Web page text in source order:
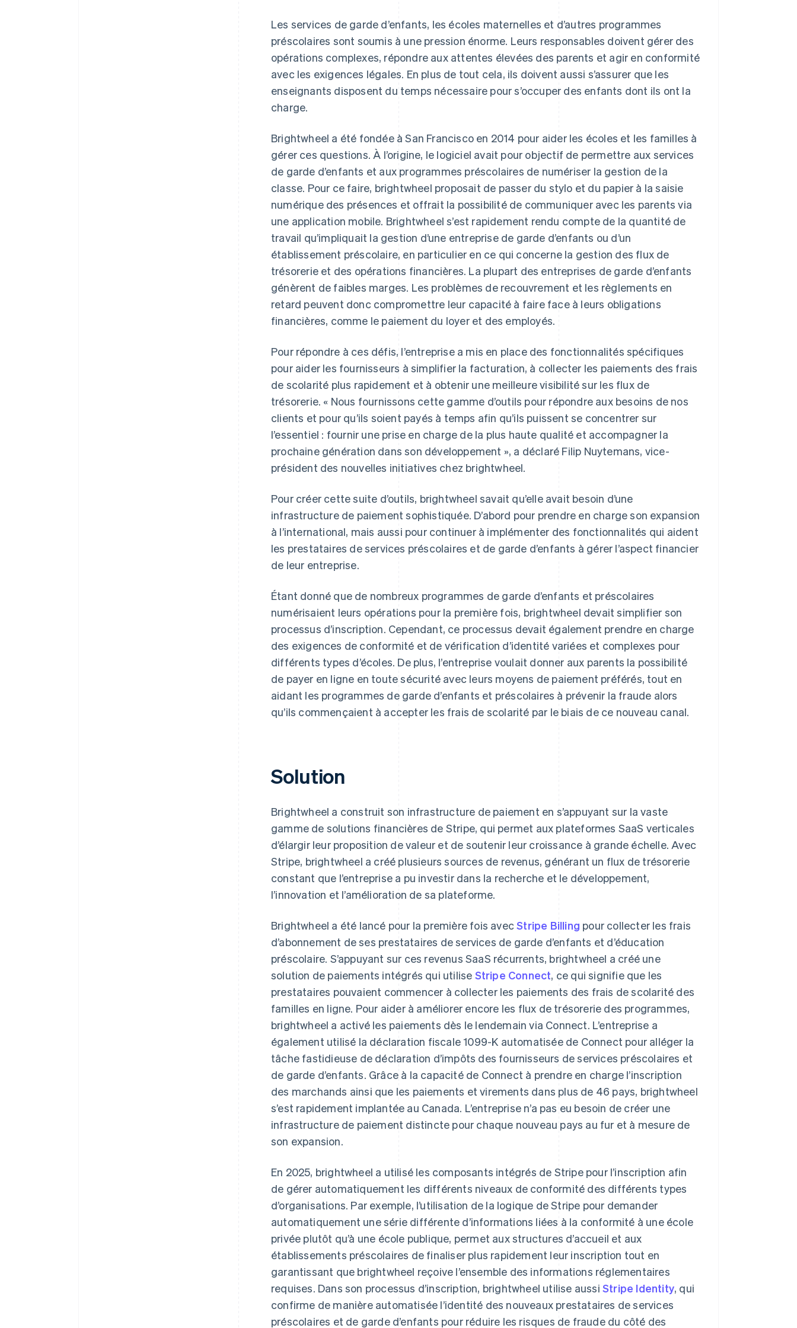
Les services de garde d’enfants, les écoles maternelles et d’autres programmes
préscolaires sont soumis à une pression énorme. Leurs responsables doivent gérer des
opérations complexes, répondre aux attentes élevées des parents et agir en conformité
avec les exigences légales. En plus de tout cela, ils doivent aussi s’assurer que les
enseignants disposent du temps nécessaire pour s’occuper des enfants dont ils ont la
charge.
Brightwheel a été fondée à San Francisco en 2014 pour aider les écoles et les familles à
gérer ces questions. À l’origine, le logiciel avait pour objectif de permettre aux services
de garde d’enfants et aux programmes préscolaires de numériser la gestion de la
classe. Pour ce faire, brightwheel proposait de passer du stylo et du papier à la saisie
numérique des présences et offrait la possibilité de communiquer avec les parents via
une application mobile. Brightwheel s’est rapidement rendu compte de la quantité de
travail qu’impliquait la gestion d’une entreprise de garde d’enfants ou d’un
établissement préscolaire, en particulier en ce qui concerne la gestion des flux de
trésorerie et des opérations financières. La plupart des entreprises de garde d’enfants
génèrent de faibles marges. Les problèmes de recouvrement et les règlements en
retard peuvent donc compromettre leur capacité à faire face à leurs obligations
financières, comme le paiement du loyer et des employés.
Pour répondre à ces défis, l’entreprise a mis en place des fonctionnalités spécifiques
pour aider les fournisseurs à simplifier la facturation, à collecter les paiements des frais
de scolarité plus rapidement et à obtenir une meilleure visibilité sur les flux de
trésorerie. « Nous fournissons cette gamme d’outils pour répondre aux besoins de nos
clients et pour qu’ils soient payés à temps afin qu’ils puissent se concentrer sur
l’essentiel : fournir une prise en charge de la plus haute qualité et accompagner la
prochaine génération dans son développement », a déclaré Filip Nuytemans, vice-
président des nouvelles initiatives chez brightwheel.
Pour créer cette suite d’outils, brightwheel savait qu’elle avait besoin d’une
infrastructure de paiement sophistiquée. D’abord pour prendre en charge son expansion
à l’international, mais aussi pour continuer à implémenter des fonctionnalités qui aident
les prestataires de services préscolaires et de garde d’enfants à gérer l’aspect financier
de leur entreprise.
Étant donné que de nombreux programmes de garde d’enfants et préscolaires
numérisaient leurs opérations pour la première fois, brightwheel devait simplifier son
processus d’inscription. Cependant, ce processus devait également prendre en charge
des exigences de conformité et de vérification d’identité variées et complexes pour
différents types d’écoles. De plus, l’entreprise voulait donner aux parents la possibilité
de payer en ligne en toute sécurité avec leurs moyens de paiement préférés, tout en
aidant les programmes de garde d’enfants et préscolaires à prévenir la fraude alors
qu’ils commençaient à accepter les frais de scolarité par le biais de ce nouveau canal.
Solution
Brightwheel a construit son infrastructure de paiement en s’appuyant sur la vaste
gamme de solutions financières de Stripe, qui permet aux plateformes SaaS verticales
d’élargir leur proposition de valeur et de soutenir leur croissance à grande échelle. Avec
Stripe, brightwheel a créé plusieurs sources de revenus, générant un flux de trésorerie
constant que l’entreprise a pu investir dans la recherche et le développement,
l’innovation et l’amélioration de sa plateforme.
Brightwheel a été lancé pour la première fois avecStripe Billing pour collecter les frais
d’abonnement de ses prestataires de services de garde d’enfants et d’éducation
préscolaire. S’appuyant sur ces revenus SaaS récurrents, brightwheel a créé une
solution de paiements intégrés qui utilise Stripe Connect, ce qui signifie que les
prestataires pouvaient commencer à collecter les paiements des frais de scolarité des
familles en ligne. Pour aider à améliorer encore les flux de trésorerie des programmes,
brightwheel a activé les paiements dès le lendemain via Connect. L’entreprise a
également utilisé la déclaration fiscale 1099-K automatisée de Connect pour alléger la
tâche fastidieuse de déclaration d’impôts des fournisseurs de services préscolaires et
de garde d’enfants. Grâce à la capacité de Connect à prendre en charge l’inscription
des marchands ainsi que les paiements et virements dans plus de 46 pays, brightwheel
s’est rapidement implantée au Canada. L’entreprise n’a pas eu besoin de créer une
infrastructure de paiement distincte pour chaque nouveau pays au fur et à mesure de
son expansion.
En 2025, brightwheel a utilisé les composants intégrés de Stripe pour l’inscription afin
de gérer automatiquement les différents niveaux de conformité des différents types
d’organisations. Par exemple, l’utilisation de la logique de Stripe pour demander
automatiquement une série différente d’informations liées à la conformité à une école
privée plutôt qu’à une école publique, permet aux structures d’accueil et aux
établissements préscolaires de finaliser plus rapidement leur inscription tout en
garantissant que brightwheel reçoive l’ensemble des informations réglementaires
requises. Dans son processus d’inscription, brightwheel utilise aussiStripe Identity, qui
confirme de manière automatisée l’identité des nouveaux prestataires de services
préscolaires et de garde d’enfants pour réduire les risques de fraude du côté des